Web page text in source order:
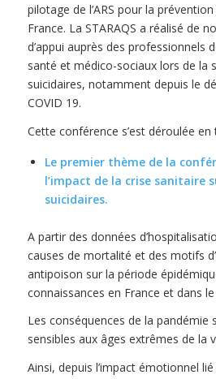
pilotage de l’ARS pour la
France. La STARAQS a réalisé de
d’appui auprès des professionnels
santé et médico-sociaux lors de la
suicidaires, notamment depuis le
COVID 19.
Cette conférence s’est déroulée en
Le premier thème de la
l’impact de la crise sanitaire
suicidaires.
A partir des données
causes de mortalité et des motifs
antipoison sur la période
connaissances en France et dans
Les conséquences de la pandémie
sensibles aux âges extrêmes de la
Ainsi, depuis l’impact émotionnel